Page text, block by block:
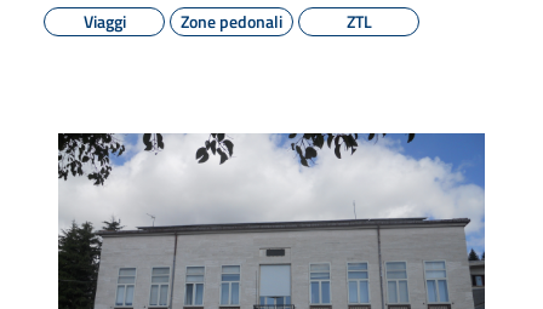
Viaggi
Zone pedonali ZTL